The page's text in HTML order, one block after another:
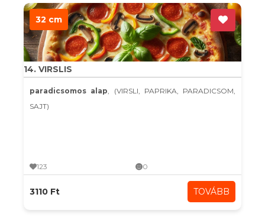
32 cm
14. VIRSLIS
paradicsomos alap, (VIRSLI, PAPRIKA, PARADICSOM,
SAJT)
123 0
3110 Ft TOVÁBB